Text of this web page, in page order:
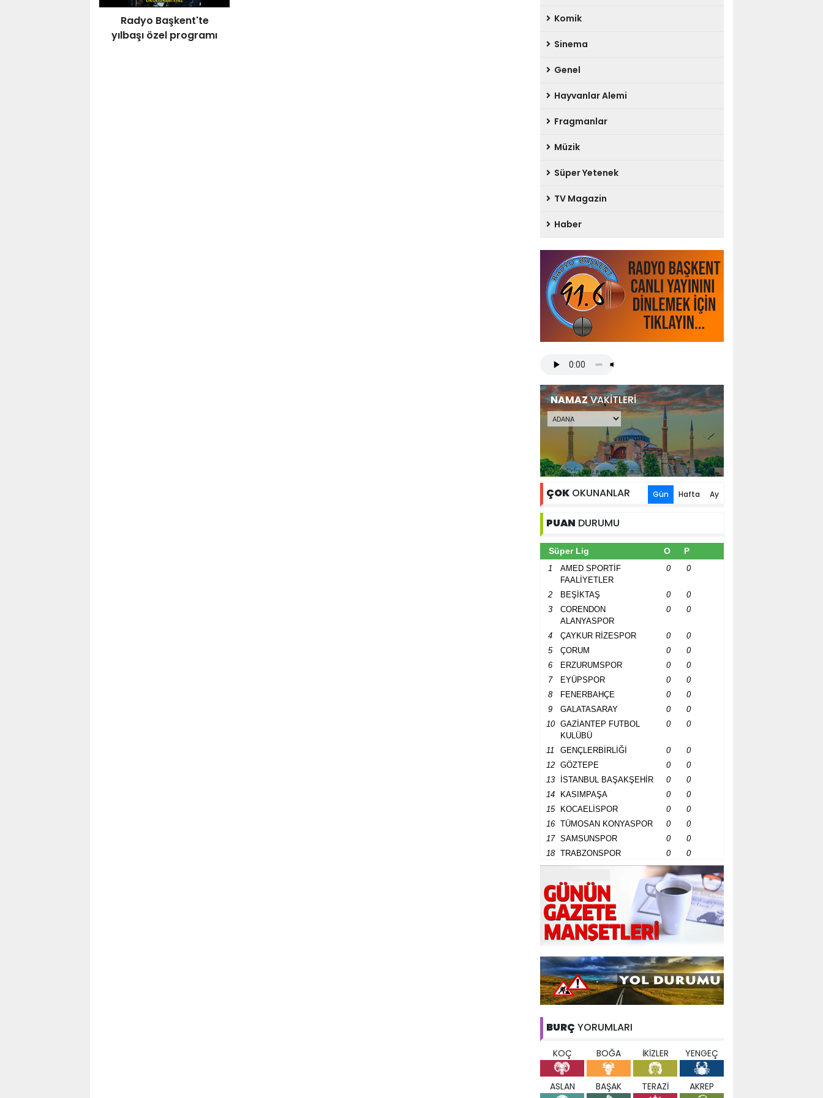
Radyo Başkent'te
yılbaşı özel programı
Komik
Sinema
Genel
Hayvanlar Alemi
Fragmanlar
Müzik
Süper Yetenek
TV Magazin
Haber
NAMAZVAKİTLERİ
ÇOK OKUNANLAR Gün Hafta Ay
PUAN DURUMU
Süper Lig O P
1
AMED SPORTİF
FAALİYETLER
0 0
2 BEŞİKTAŞ 0
0
3
CORENDON
ALANYASPOR
0 0
4 ÇAYKUR RİZESPOR 0
0
5
ÇORUM 0
0
6
ERZURUMSPOR 0
0
7
EYÜPSPOR 0
0
8
FENERBAHÇE 0
0
9
GALATASARAY 0
0
10
GAZİANTEP FUTBOL
KULÜBÜ
0 0
11 GENÇLERBİRLİĞİ 0
0
12
GÖZTEPE 0
0
13
İSTANBUL BAŞAKŞEHİR 0
0
14
KASIMPAŞA 0
0
15
KOCAELİSPOR 0
0
16
TÜMOSAN KONYASPOR 0
0
17
SAMSUNSPOR 0
0
18
TRABZONSPOR 0 0
BURÇ YORUMLARI
KOÇ BOĞA İKİZLER YENGEÇ
ASLAN BAŞAK TERAZİ AKREP